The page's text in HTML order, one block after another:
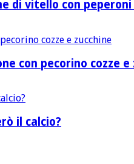
di vitello con peperoni
con pecorino cozze e
il calcio?